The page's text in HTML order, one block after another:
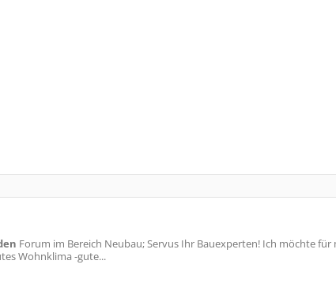
Forum im Bereich Neubau; Servus Ihr Bauexperten! Ich möchte für
Wohnklima -gute...